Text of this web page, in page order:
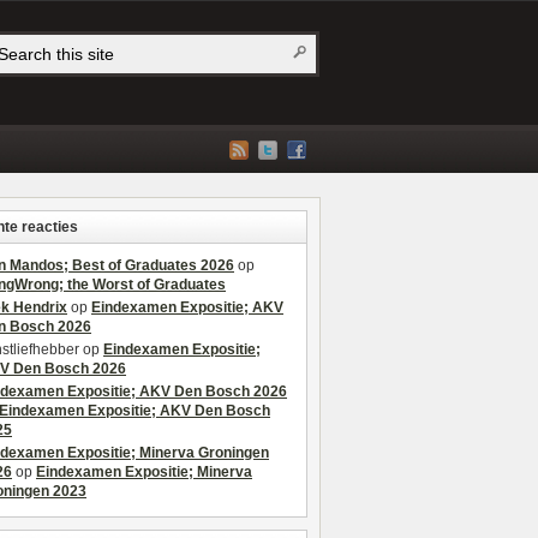
reacties
Mandos; Best of Graduates 2026 op
the Worst of Graduates
Hendrix op Eindexamen Expositie; AKV
Bosch 2026
op Eindexamen Expositie;
Den Bosch 2026
Expositie; AKV Den Bosch 2026
Eindexamen Expositie; AKV Den Bosch
Expositie; Minerva Groningen
op Eindexamen Expositie; Minerva
2023